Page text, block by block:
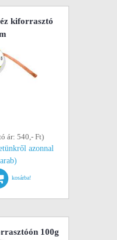
kiforrasztó
ár: 540,- Ft)
azonnal
kosárba!
100g